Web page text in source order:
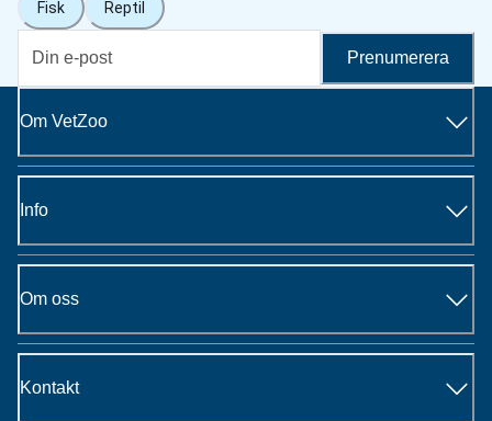
Fisk Reptil
Prenumerera
Om VetZoo
Info
Om oss
Kontakt